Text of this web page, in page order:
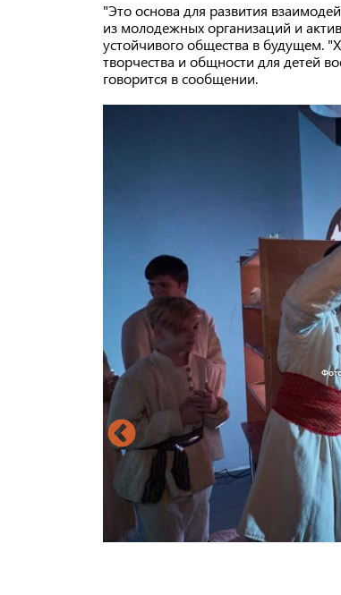
"Это основа для развития
из молодежных организаций и
устойчивого общества в будущем.
творчества и общности для детей
говорится в сообщении.